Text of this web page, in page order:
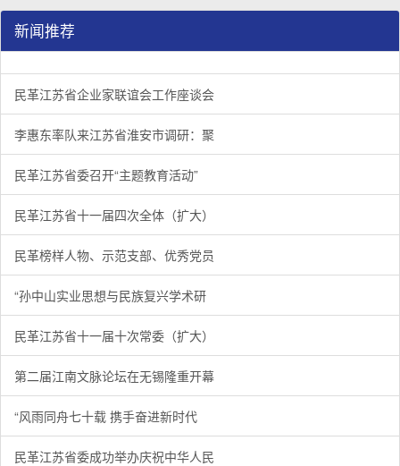
新闻推荐
民革江苏省企业家联谊会工作座谈会在宁召开
1/3 李惠东率队来江苏省淮安市调研：聚焦民革党员之家建设管
2/3 民革江苏省委召开“主题教育活动” 领导班子民主生活会
3/3
民革江苏省企业家联谊会工作座谈会
李惠东率队来江苏省淮安市调研：聚
民革江苏省委召开“主题教育活动”
民革江苏省十一届四次全体（扩大）
民革榜样人物、示范支部、优秀党员
“孙中山实业思想与民族复兴学术研
民革江苏省十一届十次常委（扩大）
第二届江南文脉论坛在无锡隆重开幕
“风雨同舟七十载 携手奋进新时代
民革江苏省委成功举办庆祝中华人民